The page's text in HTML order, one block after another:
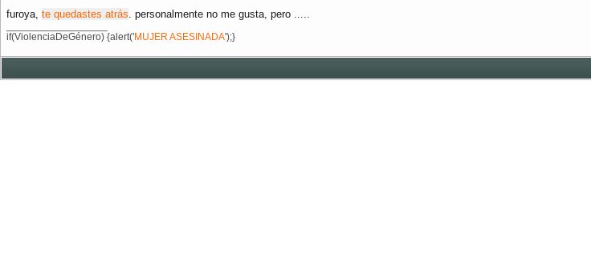
furoya, te quedastes atrás. personalmente no me gusta, pero .....
if(ViolenciaDeGénero) {alert('MUJER ASESINADA');}